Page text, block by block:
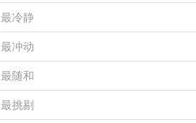
最冷静
最冲动
最随和
最挑剔